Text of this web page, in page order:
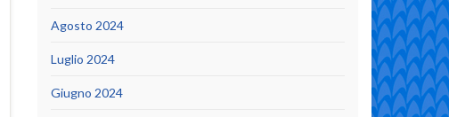
Agosto 2024
Luglio 2024
Giugno 2024